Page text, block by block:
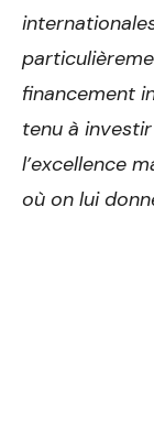
financement
tenu à
l’excellence
où on lui